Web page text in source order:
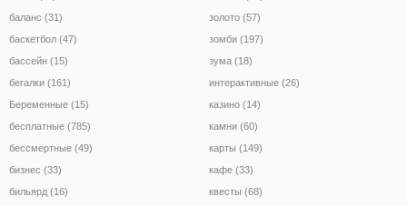
баланс (31)
баскетбол (47)
бассейн (15)
бегалки (161)
Беременные (15)
бесплатные (785)
бессмертные (49)
бизнес (33)
бильярд (16)
золото (57)
зомби (197)
зума (18)
интерактивные (26)
казино (14)
камни (60)
карты (149)
кафе (33)
квесты (68)